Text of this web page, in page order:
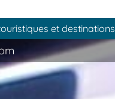
et destinations